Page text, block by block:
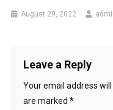
August 29, 2022
Leave a Reply
Your email address will
are marked *